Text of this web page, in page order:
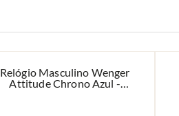
Relógio Masculino Wenger
Attitude Chrono Azul -